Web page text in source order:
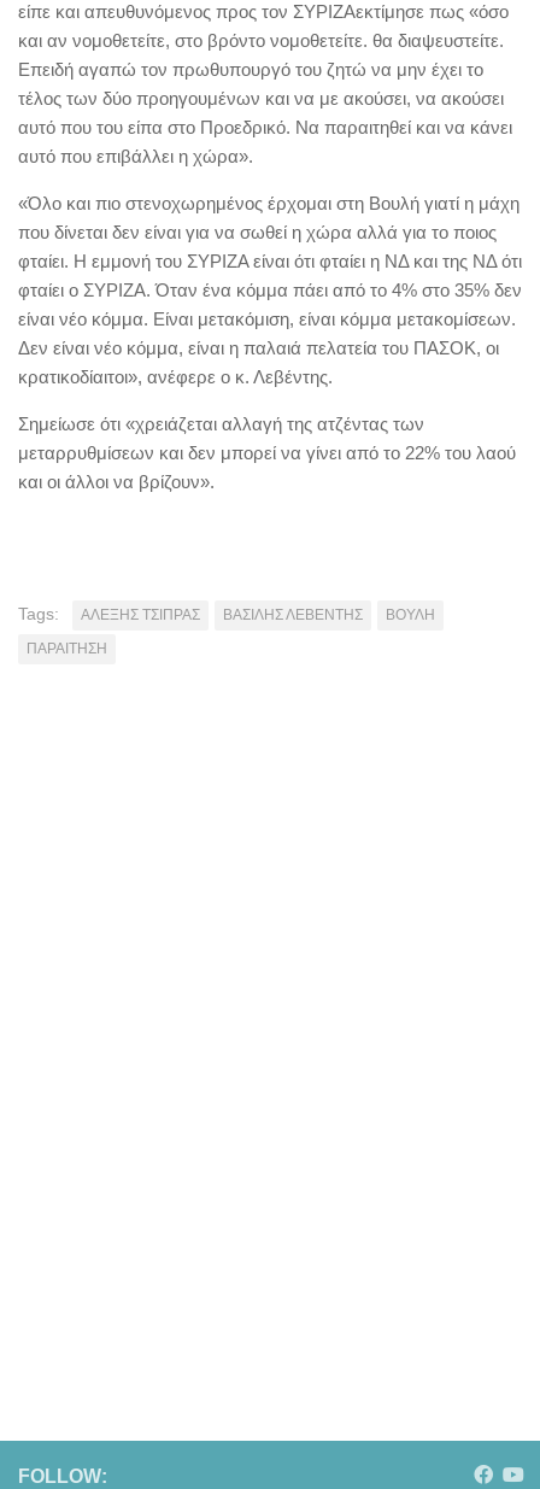
είπε και απευθυνόμενος προς τον ΣΥΡΙΖΑεκτίμησε πως «όσο
και αν νομοθετείτε, στο βρόντο νομοθετείτε. θα διαψευστείτε.
Επειδή αγαπώ τον πρωθυπουργό του ζητώ να μην έχει το
τέλος των δύο προηγουμένων και να με ακούσει, να ακούσει
αυτό που του είπα στο Προεδρικό. Να παραιτηθεί και να κάνει
αυτό που επιβάλλει η χώρα».
«Όλο και πιο στενοχωρημένος έρχομαι στη Βουλή γιατί η μάχη
που δίνεται δεν είναι για να σωθεί η χώρα αλλά για το ποιος
φταίει. Η εμμονή του ΣΥΡΙΖΑ είναι ότι φταίει η ΝΔ και της ΝΔ ότι
φταίει ο ΣΥΡΙΖΑ. Όταν ένα κόμμα πάει από το 4% στο 35% δεν
είναι νέο κόμμα. Είναι μετακόμιση, είναι κόμμα μετακομίσεων.
Δεν είναι νέο κόμμα, είναι η παλαιά πελατεία του ΠΑΣΟΚ, οι
κρατικοδίαιτοι», ανέφερε ο κ. Λεβέντης.
Σημείωσε ότι «χρειάζεται αλλαγή της ατζέντας των
μεταρρυθμίσεων και δεν μπορεί να γίνει από το 22% του λαού
και οι άλλοι να βρίζουν».
Tags: AΛΕΞΗΣ ΤΣΙΠΡΑΣ ΒΑΣΙΛΗΣ ΛΕΒΕΝΤΗΣ
ΒΟΥΛΗ
ΠΑΡΑΙΤΗΣΗ
FOLLOW: